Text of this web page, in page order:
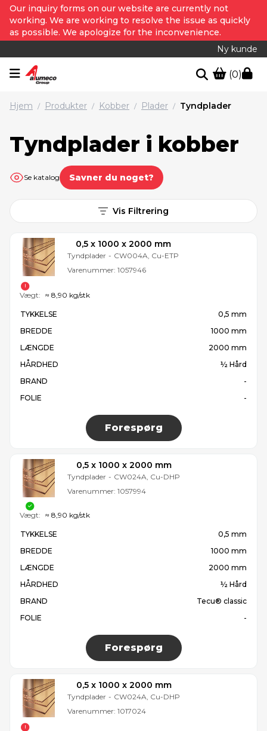
Our inquiry forms on our website are currently not
working. We are working to resolve the issue as quickly
as possible. We apologize for the inconvenience.
Ny kunde
(0)
Hjem / Produkter / Kobber / Plader / Tyndplader
Tyndplader i kobber
Se katalog Savner du noget?
Vis Filtrering
0,5 x 1000 x 2000 mm
Tyndplader - CW004A, Cu-ETP
Varenummer: 1057946
TYKKELSE
0,5 mm
BREDDE
1000 mm
LÆNGDE
2000 mm
HÅRDHED
½ Hård
BRAND
-
FOLIE
-
Forespørg
Vægt: ≈ 8,90 kg/stk
0,5 x 1000 x 2000 mm
Tyndplader - CW024A, Cu-DHP
Varenummer: 1057994
TYKKELSE
0,5 mm
BREDDE
1000 mm
LÆNGDE
2000 mm
HÅRDHED
½ Hård
BRAND
Tecu® classic
FOLIE
-
Forespørg
Vægt: ≈ 8,90 kg/stk
0,5 x 1000 x 2000 mm
Tyndplader - CW024A, Cu-DHP
Varenummer: 1017024